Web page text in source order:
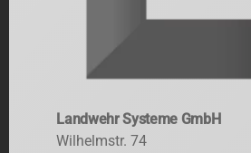
Landwehr Systeme GmbH
Wilhelmstr. 74